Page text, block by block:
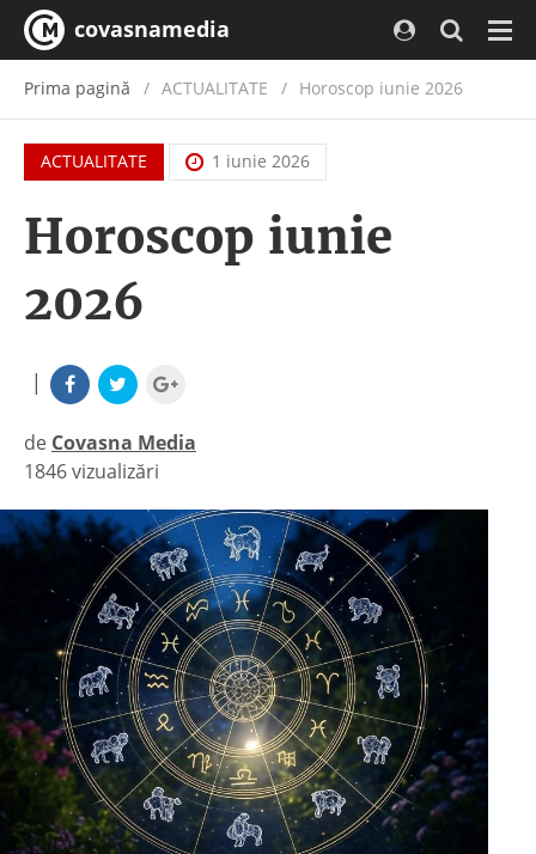
covasnamedia
Prima pagină ACTUALITATE / Horoscop iunie 2026
ACTUALITATE 1 iunie 2026
Horoscop iunie
2026
|
de Covasna Media
|
1846 vizualizări